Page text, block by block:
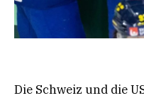
Die Schweiz und die